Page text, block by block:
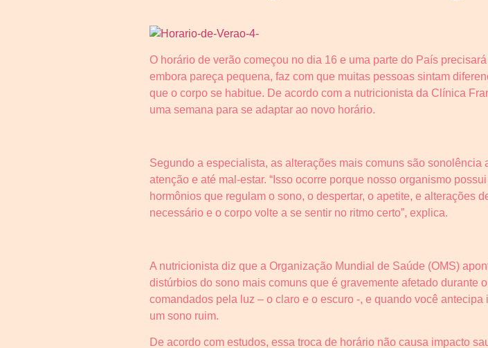
O horário de verão começou no dia 16 e uma parte do País
embora pareça pequena, faz com que muitas pessoas sintam
que o corpo se habitue. De acordo com a nutricionista da Clínica
uma semana para se adaptar ao novo horário.
Segundo a especialista, as alterações mais comuns são
atenção e até mal-estar. “Isso ocorre porque nosso organismo
hormônios que regulam o sono, o despertar, o apetite, e alterações
necessário e o corpo volte a se sentir no ritmo certo”, explica.
A nutricionista diz que a Organização Mundial de Saúde (OMS)
distúrbios do sono mais comuns que é gravemente afetado
comandados pela luz – o claro e o escuro -, e quando você
um sono ruim.
De acordo com estudos, essa troca de horário não causa impacto